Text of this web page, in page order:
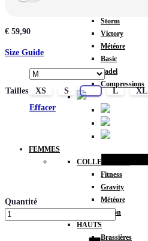
Storm
Victory
Météore
Basic
Padel
Compressions
FEMMES
COLLECTIONS
Fitness
Gravity
Météore
Action
HAUTS
Brassières
€ 59,90
Size Guide
Tailles XS S L XL
Effacer
Quantité